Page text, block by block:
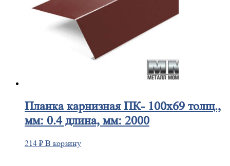
Планкакарнизная ПК- 100х69 толщ.,
мм: 0.4 длина, мм: 2000
214 ₽ В корзину